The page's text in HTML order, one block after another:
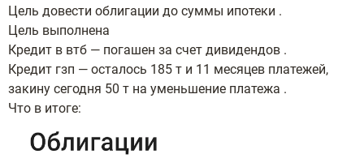
Цель довести облигации до суммы ипотеки .
Цель выполнена
Кредит в втб — погашен за счет дивидендов .
Кредит гзп — осталось 185 т и 11 месяцев платежей,
закину сегодня 50 т на уменьшение платежа .
Что в итоге: